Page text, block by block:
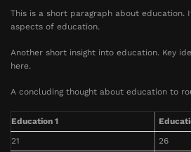
This is a short paragraph about education.
aspects of education.
Another short insight into education. Key
here.
A concluding thought about education to
Education 1
21
26